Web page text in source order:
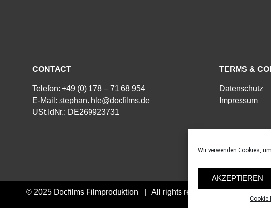
Wir verwenden Cookies,
AKZEPTIEREN
CONTACT
Telefon: +49 (0) 178 – 71 68 954
E-Mail: stephan.ihle@docfilms.de
USt.IdNr.: DE269923731
TERMS &
Datenschutz
Impressum
© 2025 Docfilms Filmproduktion | All rights reserved.